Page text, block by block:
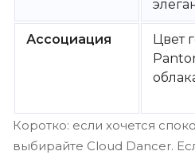
Ассоциация
Цвет
Коротко: если хочется
выбирайте Cloud Dancer.